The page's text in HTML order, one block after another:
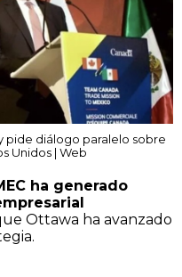
pide diálogo paralelo sobre
Unidos | Web
ha generado
Ottawa ha avanzado